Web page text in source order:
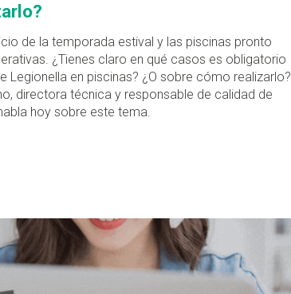
de la temporada estival y las piscinas pronto
¿Tienes claro en qué casos es obligatorio
Legionella en piscinas? ¿O sobre cómo realizarlo?
directora técnica y responsable de calidad de
hoy sobre este tema.